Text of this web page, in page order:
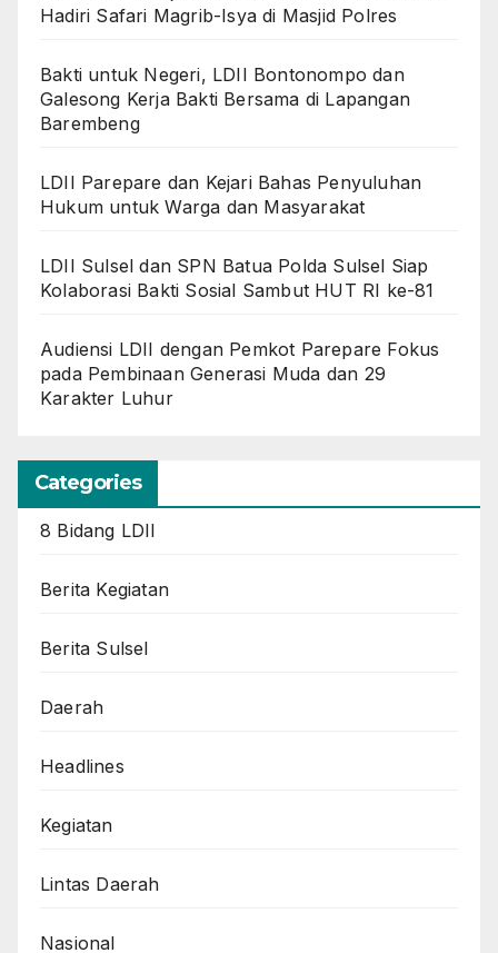
Hadiri Safari Magrib-Isya di Masjid Polres
Bakti untuk Negeri, LDII Bontonompo dan
Galesong Kerja Bakti Bersama di Lapangan
Barembeng
LDII Parepare dan Kejari Bahas Penyuluhan
Hukum untuk Warga dan Masyarakat
LDII Sulsel dan SPN Batua Polda Sulsel Siap
Kolaborasi Bakti Sosial Sambut HUT RI ke-81
Audiensi LDII dengan Pemkot Parepare Fokus
pada Pembinaan Generasi Muda dan 29
Karakter Luhur
Categories
8 Bidang LDII
Berita Kegiatan
Berita Sulsel
Daerah
Headlines
Kegiatan
Lintas Daerah
Nasional